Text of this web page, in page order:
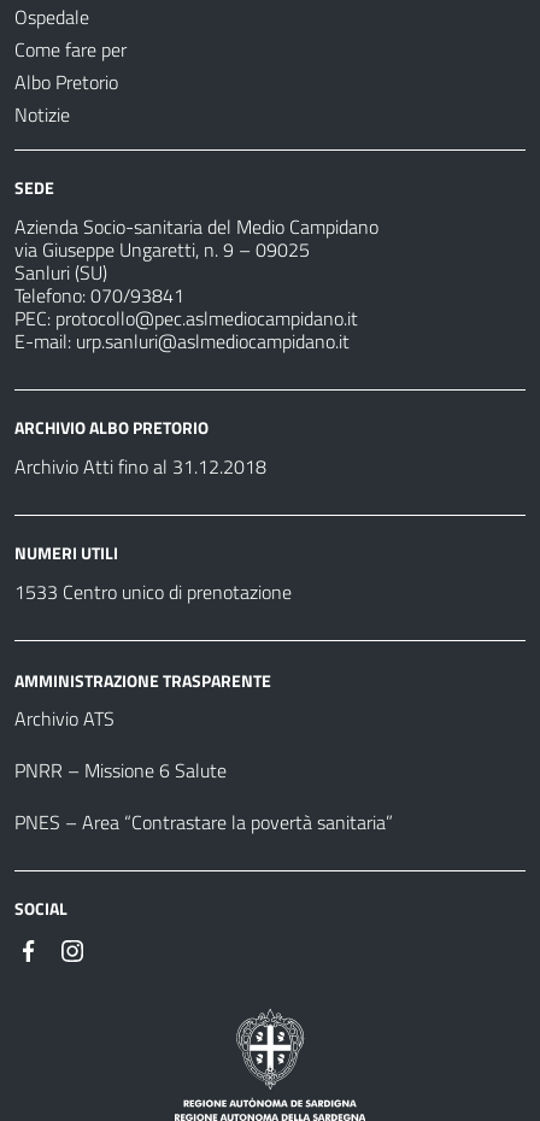
Ospedale
Come fare per
Albo Pretorio
Notizie
SEDE
Azienda Socio-sanitaria del Medio Campidano
via Giuseppe Ungaretti, n. 9 – 09025
Sanluri (SU)
Telefono: 070/93841
PEC: protocollo@pec.aslmediocampidano.it
E-mail: urp.sanluri@aslmediocampidano.it
ARCHIVIO ALBO PRETORIO
Archivio Atti fino al 31.12.2018
NUMERI UTILI
1533 Centro unico di prenotazione
AMMINISTRAZIONE TRASPARENTE
Archivio ATS
PNRR – Missione 6 Salute
PNES – Area “Contrastare la povertà sanitaria”
SOCIAL